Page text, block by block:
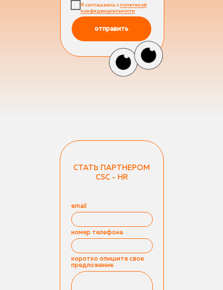
СТАТЬ ПАРТНЕРОМ
CSC - HR
email
номер телефона
коротко опишите свое
предложение
Я соглашаюсь с политикой
конфиденциальности
отправить